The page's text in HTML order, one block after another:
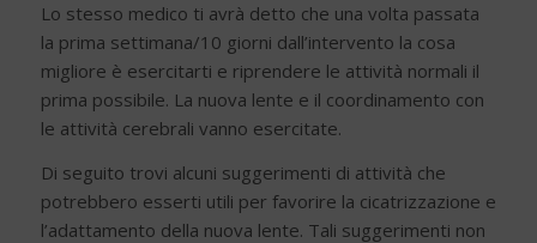
Lo stesso medico ti avrà detto che una volta passata
la prima settimana/10 giorni dall’intervento la cosa
migliore è esercitarti e riprendere le attività normali il
prima possibile. La nuova lente e il coordinamento con
le attività cerebrali vanno esercitate.
Di seguito trovi alcuni suggerimenti di attività che
potrebbero esserti utili per favorire la cicatrizzazione e
l’adattamento della nuova lente. Tali suggerimenti non